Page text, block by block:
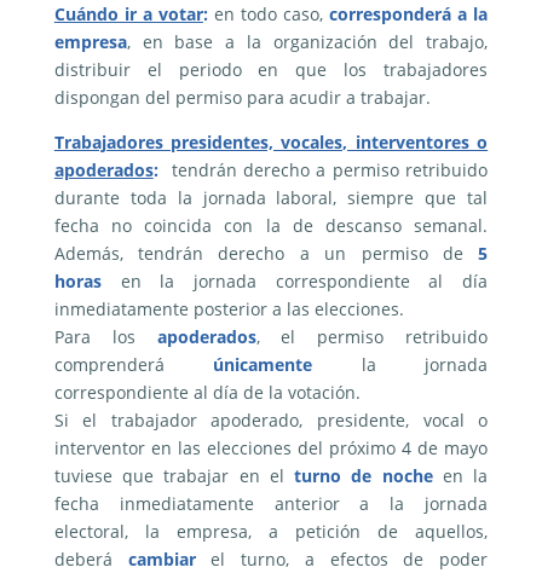
Cuándo ir a votar: en todo caso,corresponderá a la
empresa, en base a la organización del trabajo,
distribuir el periodo en que los trabajadores
dispongan del permiso para acudir a trabajar.
Trabajadores presidentes, vocales, interventores o
apoderados: tendrán derecho a permiso retribuido
durante toda la jornada laboral, siempre que tal
fecha no coincida con la de descanso semanal.
Además, tendrán derecho a un permiso de5
horasen la jornada correspondiente al día
inmediatamente posterior a las elecciones.
Para los apoderados, el permiso retribuido
comprenderá únicamente la jornada
correspondiente al día de la votación.
Si el trabajador apoderado, presidente, vocal o
interventor en las elecciones del próximo 4 de mayo
tuviese que trabajar en elturno de nocheen la
fecha inmediatamente anterior a la jornada
electoral, la empresa, a petición de aquellos,
deberá cambiarel turno, a efectos de poder